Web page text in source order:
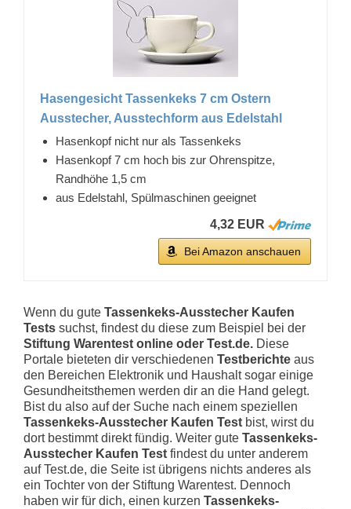
Hasengesicht Tassenkeks 7 cm Ostern
Ausstecher, Ausstechform aus Edelstahl
Hasenkopf nicht nur als Tassenkeks
Hasenkopf 7 cm hoch bis zur Ohrenspitze,
Randhöhe 1,5 cm
aus Edelstahl, Spülmaschinen geeignet
4,32 EUR
Bei Amazon anschauen
Wenn du gute Tassenkeks-Ausstecher Kaufen
Tests suchst, findest du diese zum Beispiel bei der
Stiftung Warentest online oder Test.de. Diese
Portale bieteten dir verschiedenen Testberichte aus
den Bereichen Elektronik und Haushalt sogar einige
Gesundheitsthemen werden dir an die Hand gelegt.
Bist du also auf der Suche nach einem speziellen
Tassenkeks-Ausstecher Kaufen Test bist, wirst du
dort bestimmt direkt fündig. Weiter gute Tassenkeks-
Ausstecher Kaufen Test findest du unter anderem
auf Test.de, die Seite ist übrigens nichts anderes als
ein Tochter von der Stiftung Warentest. Dennoch
haben wir für dich, einen kurzen Tassenkeks-